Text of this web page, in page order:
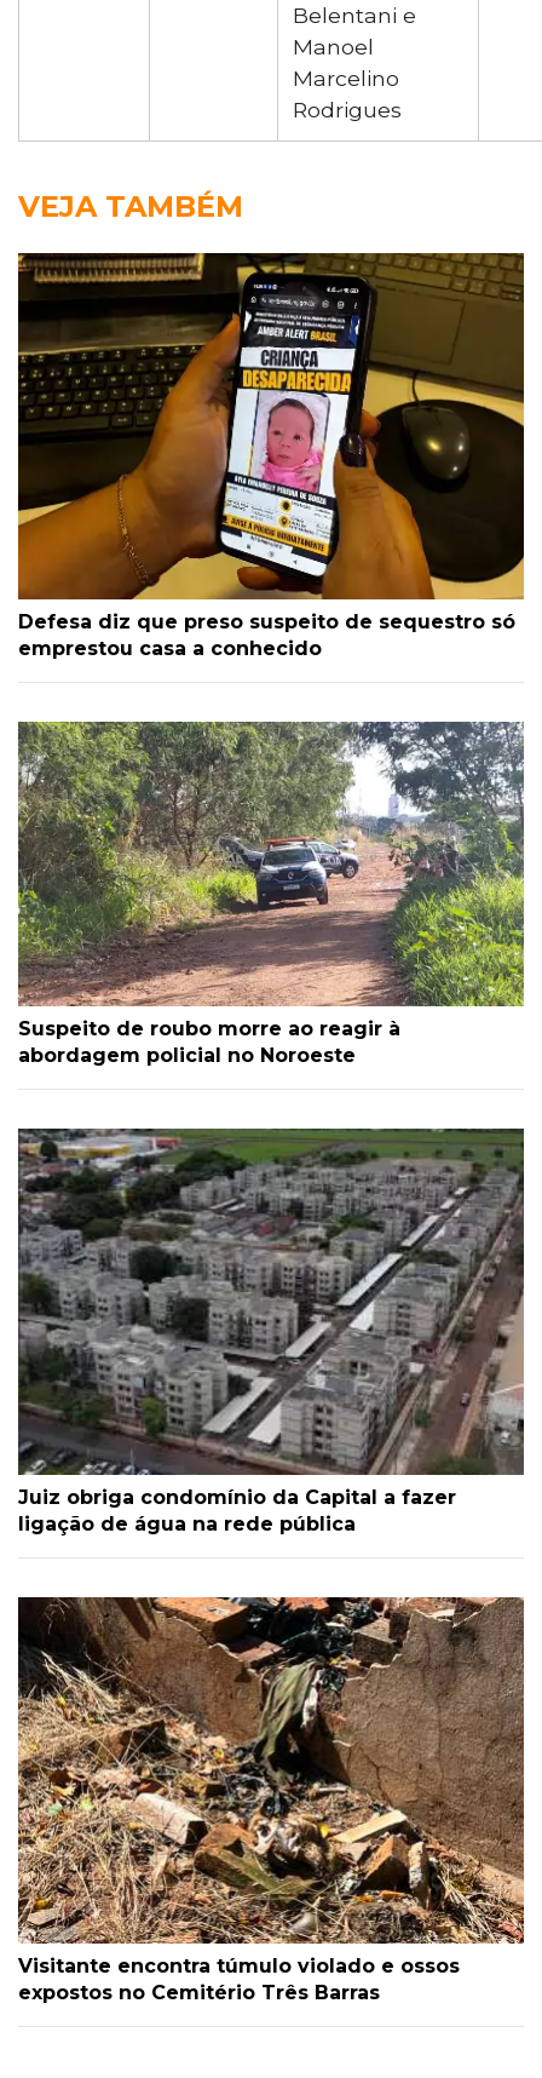
Belentani e
Manoel
Marcelino
Rodrigues
VEJA TAMBÉM
Defesa diz que preso suspeito de sequestro só
emprestou casa a conhecido
Suspeito de roubo morre ao reagir à
abordagem policial no Noroeste
Juiz obriga condomínio da Capital a fazer
ligação de água na rede pública
Visitante encontra túmulo violado e ossos
expostos no Cemitério Três Barras